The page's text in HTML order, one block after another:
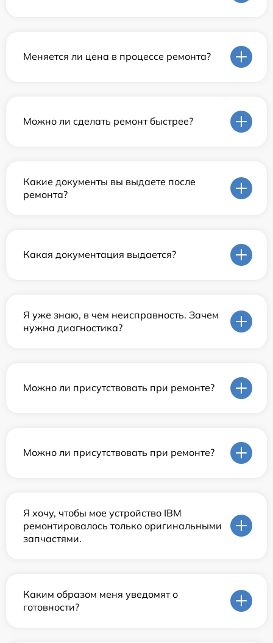
Меняется ли цена в процессе ремонта?
Можно ли сделать ремонт быстрее?
Какие документы вы выдаете после
ремонта?
Какая документация выдается?
Я уже знаю, в чем неисправность. Зачем
нужна диагностика?
Можно ли присутствовать при ремонте?
Можно ли присутствовать при ремонте?
Я хочу, чтобы мое устройство IBM
ремонтировалось только оригинальными
запчастями.
Каким образом меня уведомят о
готовности?